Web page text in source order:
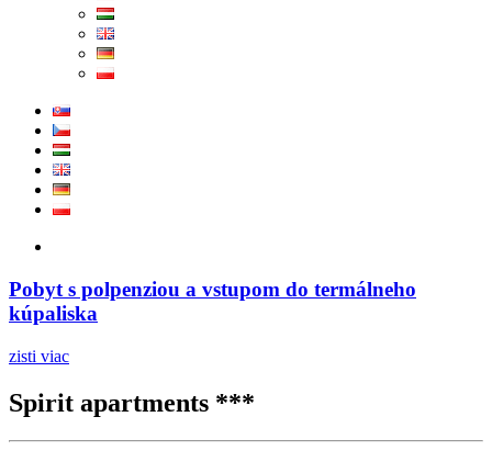
Pobyt s polpenziou a vstupom do termálneho
kúpaliska
zisti viac
Spirit apartments ***